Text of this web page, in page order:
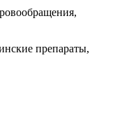
препараты,